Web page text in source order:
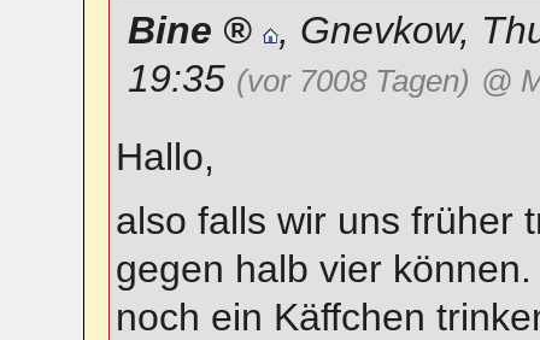
Bine , Gnevkow,
19:35 (vor 7008 Tagen) @
Hallo,
also falls wir uns früher
gegen halb vier
noch ein Käffchen